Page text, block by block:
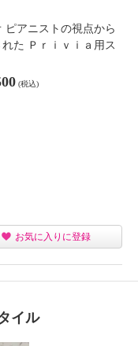
ピアニストの視点から
た Ｐｒｉｖｉａ用ス
(税込)
お気に入りに登録
イル